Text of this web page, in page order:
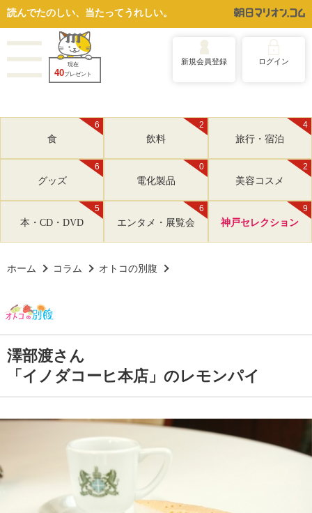
読んでたのしい、当たってうれしい。
現在
40プレゼント
新規会員登録 ログイン
6
食
2
飲料
4
旅行・宿泊
6
グッズ
0
電化製品
2
美容コスメ
5
本・CD・DVD
6
エンタメ・展覧会
9
神戸セレクション
ホーム コラム オトコの別腹
澤部渡さん
「イノダコーヒ本店」のレモンパイ